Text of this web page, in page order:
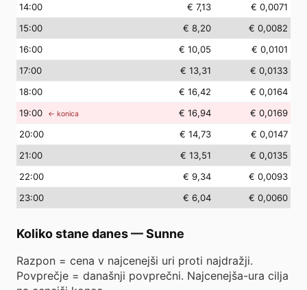
14:00 € 7,13
€ 0,0071
15:00 € 8,20
€ 0,0082
16:00 € 10,05
€ 0,0101
17:00 € 13,31
€ 0,0133
18:00 € 16,42
€ 0,0164
19:00 ← konica € 16,94
€ 0,0169
20:00 € 14,73
€ 0,0147
21:00 € 13,51
€ 0,0135
22:00 € 9,34
€ 0,0093
23:00 € 6,04 € 0,0060
Koliko stane danes—Sunne
Razpon = cena v najcenejši uri proti najdražji.
Povprečje = današnji povprečni. Najcenejša-ura cilja